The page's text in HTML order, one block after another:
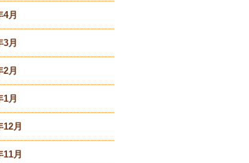
4月
3月
2月
1月
12月
11月